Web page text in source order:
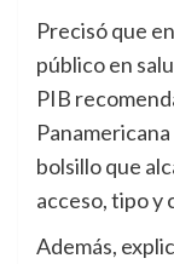
Precisó que
público en
PIB
bolsillo que
acceso, tipo y
Además,